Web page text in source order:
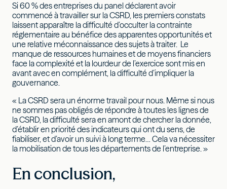
Si 60 % des entreprises du panel déclarent avoir
commencé à travailler sur la CSRD, les premiers constats
laissent apparaître la difficulté d’occulter la contrainte
réglementaire au bénéfice des apparentes opportunités et
une relative méconnaissance des sujets à traiter. Le
manque de ressources humaines et de moyens financiers
face la complexité et la lourdeur de l’exercice sont mis en
avant avec en complément, la difficulté d’impliquer la
gouvernance.
« La CSRD sera un énorme travail pour nous. Même si nous
ne sommes pas obligés de répondre à toutes les lignes de
la CSRD, la difficulté sera en amont de chercher la donnée,
d’établir en priorité des indicateurs qui ont du sens, de
fiabiliser, et d’avoir un suivi à long terme… Cela va nécessiter
la mobilisation de tous les départements de l’entreprise. »
En conclusion,